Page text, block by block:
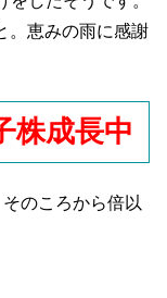
。恵みの雨に感謝
株成長中
のころから倍以